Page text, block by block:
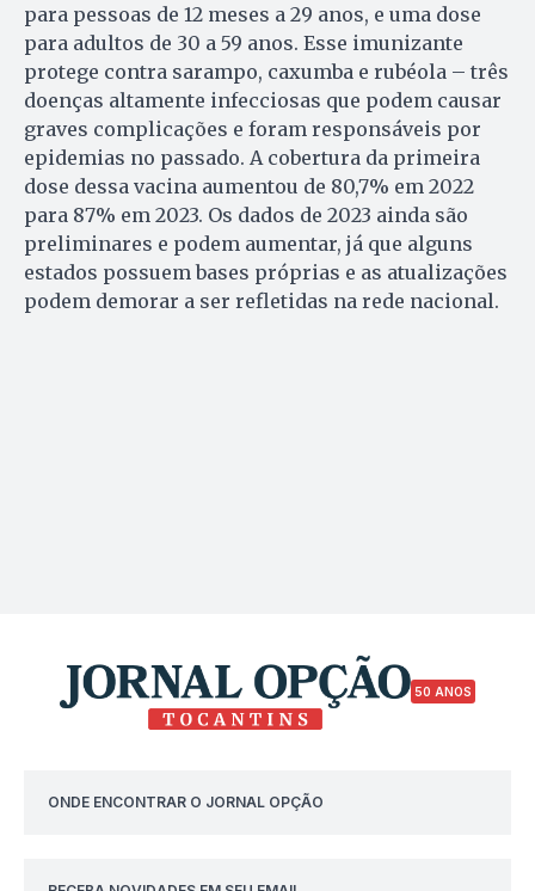
para pessoas de 12 meses a 29 anos, e uma dose
para adultos de 30 a 59 anos. Esse imunizante
protege contra sarampo, caxumba e rubéola – três
doenças altamente infecciosas que podem causar
graves complicações e foram responsáveis por
epidemias no passado. A cobertura da primeira
dose dessa vacina aumentou de 80,7% em 2022
para 87% em 2023. Os dados de 2023 ainda são
preliminares e podem aumentar, já que alguns
estados possuem bases próprias e as atualizações
podem demorar a ser refletidas na rede nacional.
50 ANOS
ONDE ENCONTRAR O JORNAL OPÇÃO